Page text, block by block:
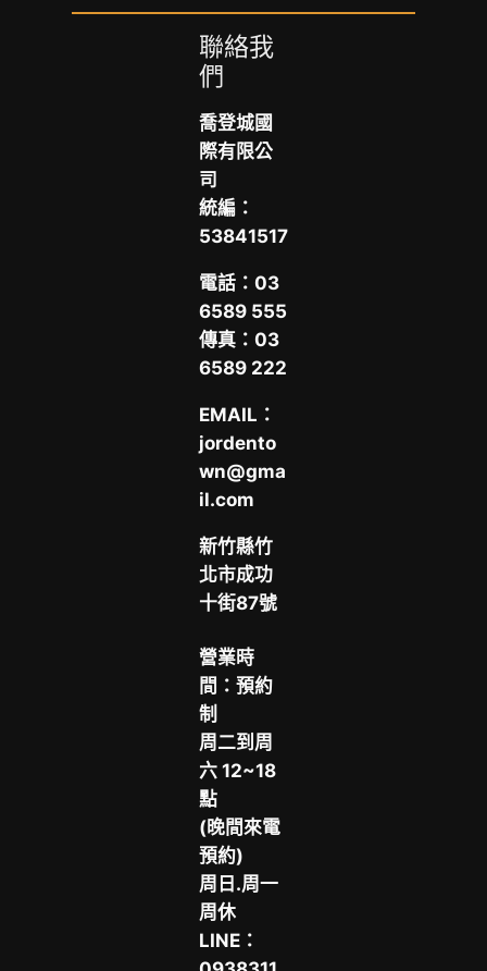
聯絡我
們
喬登城國
際有限公
司
統編：
53841517
電話：​03
6589 555
傳真：03
6589 222
EMAIL：
jordento
wn@gma
il.com
新竹縣竹
北市成功
十街87號
營業時
間：預約
制
周二到周
六 12~18
點
(晚間來電
預約)
周日.周一
周休
LINE：